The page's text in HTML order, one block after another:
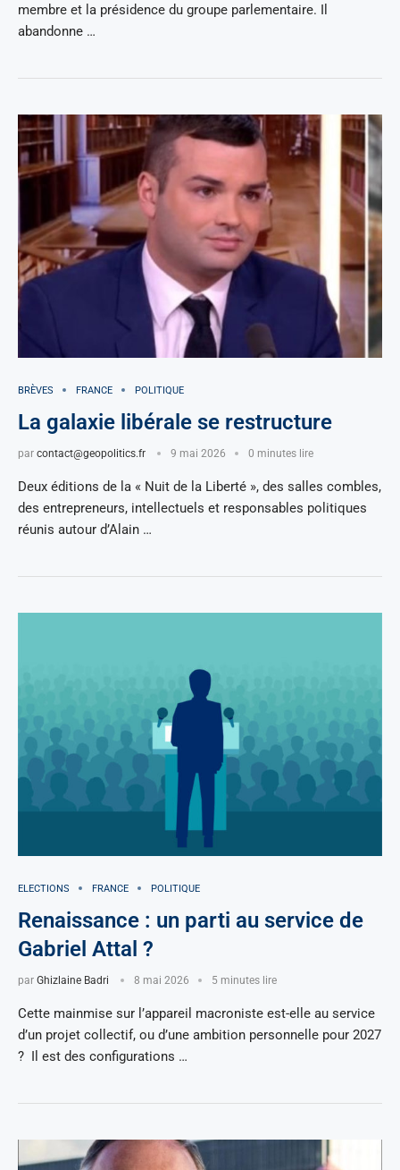
membre et la présidence du groupe parlementaire. Il
abandonne …
BRÈVES FRANCE POLITIQUE
La galaxie libérale se restructure
par contact@geopolitics.fr 9 mai 2026 0 minutes lire
Deux éditions de la « Nuit de la Liberté », des salles combles,
des entrepreneurs, intellectuels et responsables politiques
réunis autour d’Alain …
ELECTIONS FRANCE POLITIQUE
Renaissance : un parti au service de
Gabriel Attal ?
par Ghizlaine Badri 8 mai 2026 5 minutes lire
Cette mainmise sur l’appareil macroniste est-elle au service
d’un projet collectif, ou d’une ambition personnelle pour 2027
? Il est des configurations …